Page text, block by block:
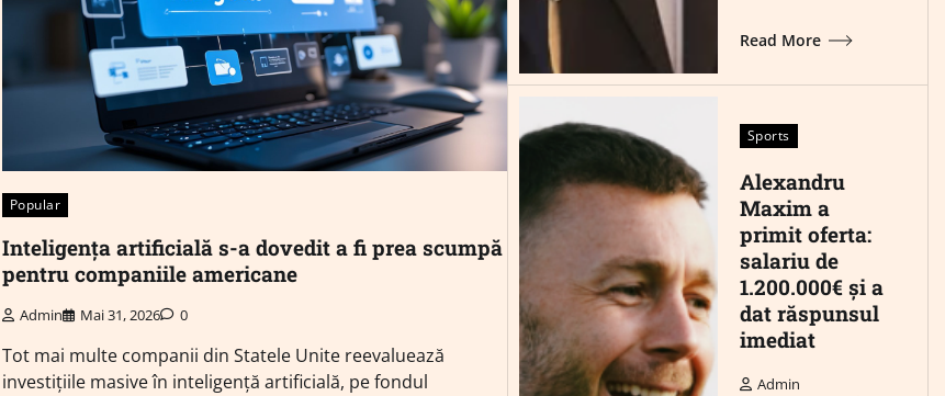
Popular
Inteligența artificială s-a dovedit a fi prea scumpă
pentru companiile americane
Admin Mai 31, 2026 0
Tot mai multe companii din Statele Unite reevaluează
investițiile masive în inteligență artificială, pe fondul
Read More
Sports
Alexandru
Maxim a
primit oferta:
salariu de
1.200.000€ și a
dat răspunsul
imediat
Admin